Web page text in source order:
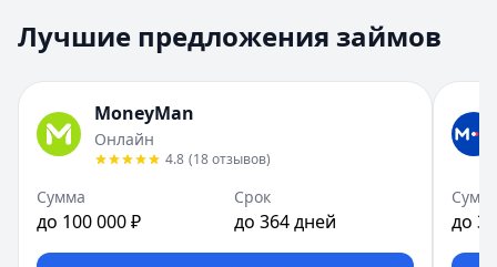
Лучшие предложения займов
MoneyMan
Онлайн
4.8 (18отзывов)
Сумма
до 100 000 ₽
Срок
до 364 дней до